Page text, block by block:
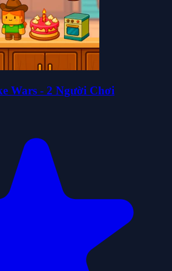
Wars - 2 Người Chơi